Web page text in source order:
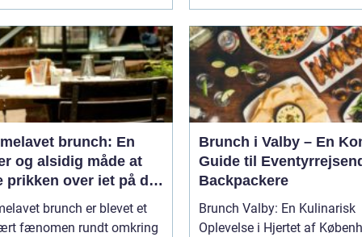
brunch: En
og alsidig måde at
prikken over iet på din
eller frokost
brunch er blevet et
fænomen rundt omkring
Brunch i Valby – En
Guide til
Backpackere
Brunch Valby: En Kulinarisk
Oplevelse i Hjertet af